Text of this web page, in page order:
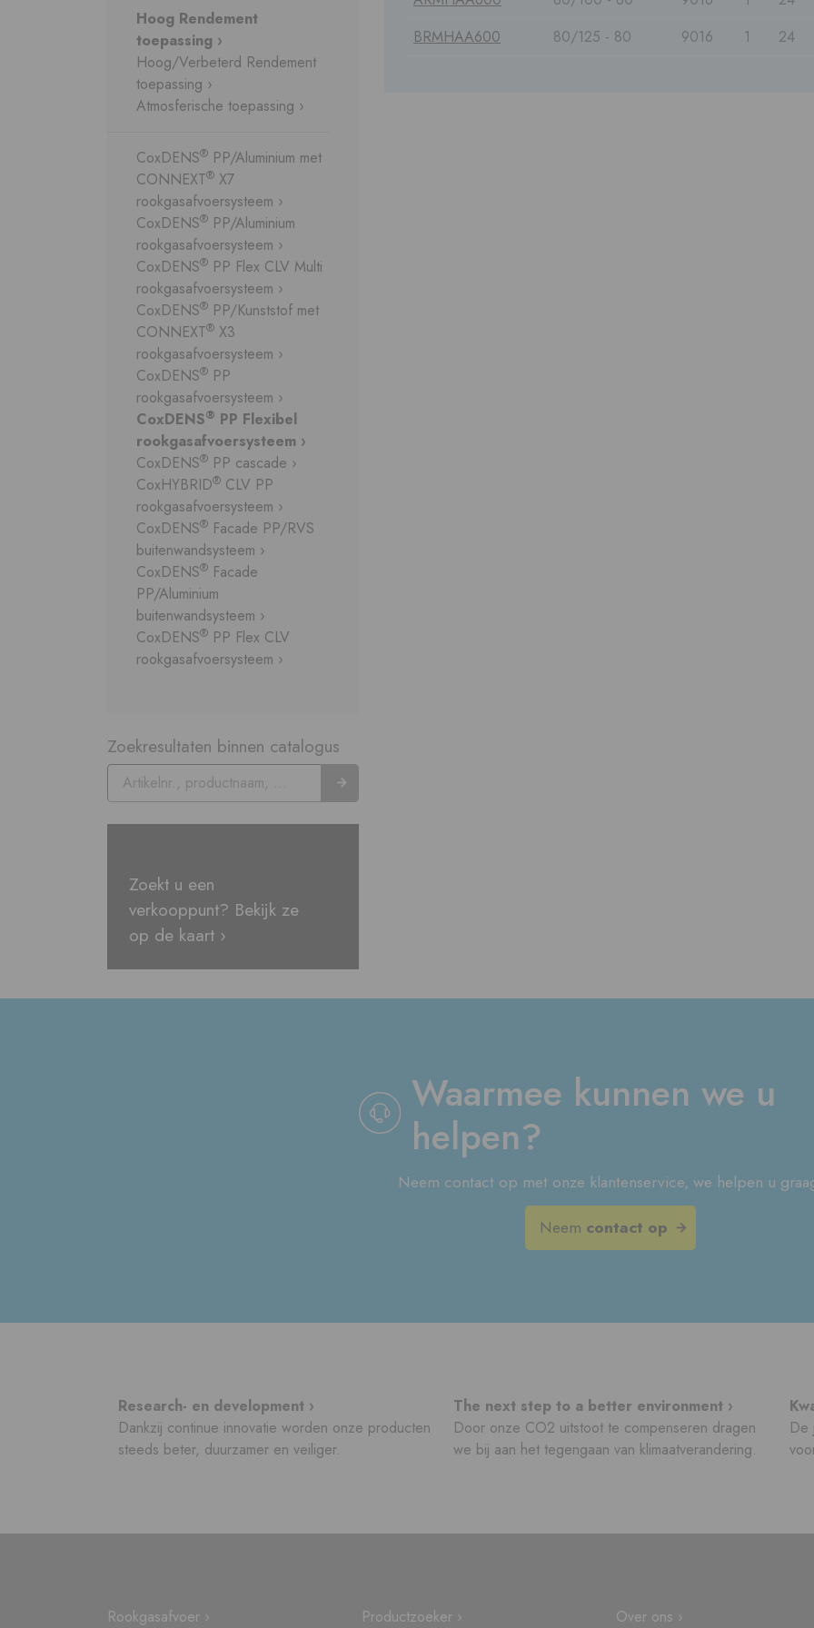
Hoog Rendement
toepassing ›
Hoog/Verbeterd Rendement
toepassing ›
Atmosferische toepassing ›
CoxDENS® PP/Aluminium met
CONNEXT® X7
rookgasafvoersysteem ›
CoxDENS® PP/Aluminium
rookgasafvoersysteem ›
CoxDENS® PP Flex CLV Multi
rookgasafvoersysteem ›
CoxDENS® PP/Kunststof met
CONNEXT® X3
rookgasafvoersysteem ›
CoxDENS® PP
rookgasafvoersysteem ›
CoxDENS® PP Flexibel
rookgasafvoersysteem ›
CoxDENS® PP cascade ›
CoxHYBRID® CLV PP
rookgasafvoersysteem ›
CoxDENS® Facade PP/RVS
buitenwandsysteem ›
CoxDENS® Facade
PP/Aluminium
buitenwandsysteem ›
CoxDENS® PP Flex CLV
rookgasafvoersysteem ›
Zoekresultaten binnen catalogus
Zoekt u een
verkooppunt? Bekijk ze
op de kaart ›
BRMHAA600
80/125 - 80 9016 1 24
Waarmee kunnen we u
helpen?
Neem contact op met onze klantenservice, we helpen u
Neem contact op
Research- en development ›
Dankzij continue innovatie worden onze producten
steeds beter, duurzamer en veiliger.
The next step to a better environment ›
Door onze CO2 uitstoot te compenseren dragen
we bij aan het tegengaan van klimaatverandering.
De
Rookgasafvoer › Productzoeker › Over ons ›